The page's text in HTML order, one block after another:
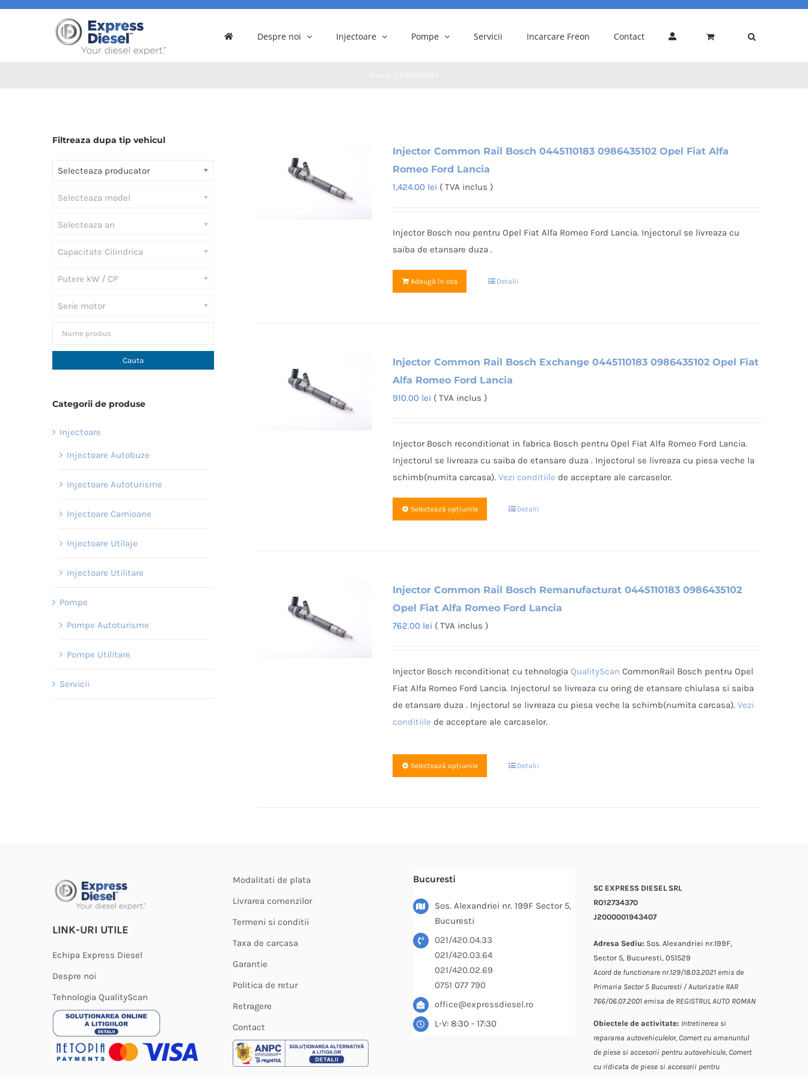
Skip
Despre noi Injectoare Pompe Servicii Incarcare Freon Contact
Filtreaza dupa tip vehicul
Selecteaza producator
Selecteaza model
Selecteaza an
Capacitate Cilindrica
Putere kW / CP
Serie motor
Categorii de produse
Injectoare
Injectoare Autobuze
Injectoare Autoturisme
Injectoare Camioane
Injectoare Utilaje
Injectoare Utilitare
Pompe
Pompe Autoturisme
Pompe Utilitare
Servicii
Injector Common Rail Bosch 0445110183 0986435102 Opel Fiat Alfa
Romeo Ford Lancia
1,424.00 lei ( TVA inclus )
Injector Bosch nou pentru Opel Fiat Alfa Romeo Ford Lancia. Injectorul se livreaza cu
saiba de etansare duza .
Adaugă în coș Detalii
Injector Common Rail Bosch Exchange 0445110183 0986435102 Opel Fiat
Alfa Romeo Ford Lancia
910.00 lei ( TVA inclus )
Injector Bosch reconditionat in fabrica Bosch pentru Opel Fiat Alfa Romeo Ford Lancia.
Injectorul se livreaza cu saiba de etansare duza . Injectorul se livreaza cu piesa veche la
schimb(numita carcasa). Vezi conditiile de acceptare ale carcaselor.
Selectează opțiunile
Acest
variații.
Opțiunile
în
pagina
produsului.
Detalii
Injector Common Rail Bosch Remanufacturat 0445110183 0986435102
Opel Fiat Alfa Romeo Ford Lancia
762.00 lei ( TVA inclus )
Injector Bosch reconditionat cu tehnologia QualityScan CommonRail Bosch pentru Opel
Fiat Alfa Romeo Ford Lancia. Injectorul se livreaza cu oring de etansare chiulasa si saiba
de etansare duza . Injectorul se livreaza cu piesa veche la schimb(numita carcasa). Vezi
conditiile de acceptare ale carcaselor.
Selectează opțiunile
AcestDetalii
LINK-URI UTILE
Echipa Express Diesel
Despre noi
Tehnologia QualityScan
Modalitati de plata
Livrarea comenzilor
Termeni si conditii
Taxa de carcasa
Garantie
Politica de retur
Retragere
Contact
Bucuresti
Sos. Alexandriei nr. 199F Sector 5,
Bucuresti
021/420.04.33
021/420.03.64
021/420.02.69
0751 077 790
office@expressdiesel.ro
L-V: 8:30 - 17:30
SC EXPRESS DIESEL SRL
RO12734370
J2000001943407
Adresa Sediu: Sos. Alexandriei nr.199F,
Sector 5, Bucuresti, 051529
Acord de functionare nr.129/18.03.2021 emis de
Primaria Sector 5 Bucuresti / Autorizatie RAR
766/06.07.2001 emisa de REGISTRUL AUTO ROMAN
Obiectele de activitate: Intretinerea si
repararea autovehiculelor, Comert cu amanuntul
de piese si accesorii pentru autovehicule, Comert
cu ridicata de piese si accesorii pentru